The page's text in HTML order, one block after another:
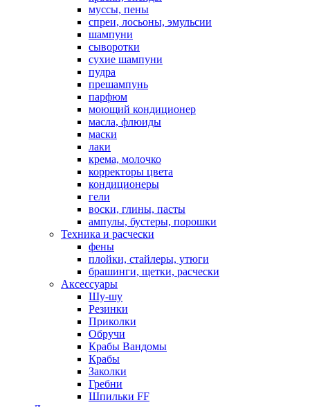
муссы, пены
спреи, лосьоны, эмульсии
шампуни
сыворотки
сухие шампуни
пудра
прешампунь
парфюм
моющий кондиционер
масла, флюиды
маски
лаки
крема, молочко
корректоры цвета
кондиционеры
гели
воски, глины, пасты
ампулы, бустеры, порошки
Техника и расчески
фены
плойки, стайлеры, утюги
брашинги, щетки, расчески
Аксессуары
Шу-шу
Резинки
Приколки
Обручи
Крабы Вандомы
Крабы
Заколки
Гребни
Шпильки FF